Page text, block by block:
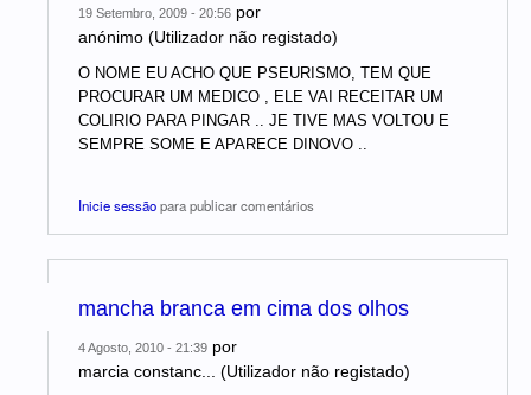
19 Setembro, 2009 - 20:56 por
anónimo (Utilizador não registado)
O NOME EU ACHO QUE PSEURISMO, TEM QUE
PROCURAR UM MEDICO , ELE VAI RECEITAR UM
COLIRIO PARA PINGAR .. JE TIVE MAS VOLTOU E
SEMPRE SOME E APARECE DINOVO ..
Inicie sessãopara publicar comentários
mancha branca em cima dos olhos
4 Agosto, 2010 - 21:39 por
marcia constanc... (Utilizador não registado)